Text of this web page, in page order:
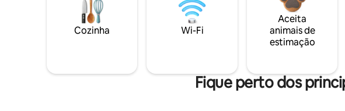
Cozinha Wi-Fi
Aceita
animais de
estimação
Fique perto dos